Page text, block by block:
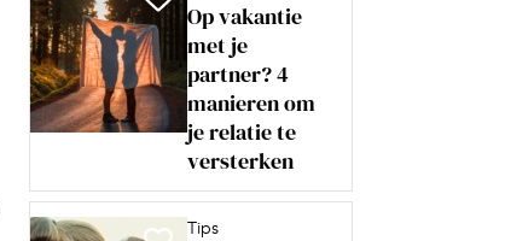
Op vakantie
met je
partner? 4
manieren om
je relatie te
versterken
Tips